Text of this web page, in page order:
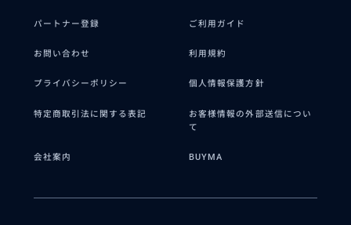
パートナー登録 ご利用ガイド
お問い合わせ 利用規約
プライバシーポリシー 個人情報保護方針
特定商取引法に関する表記
お客様情報の外部送信につい
て
会社案内 BUYMA